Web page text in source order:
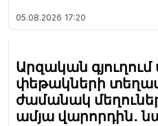
05.08.2026 17:20
Արզական գյուղում
փեթակների
ժամանակ
ամյա վարորդին․